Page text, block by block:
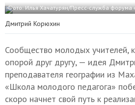
Фото: Илья Хачатурян/Пресс-служба форума
Дмитрий Корюхин
Сообщество молодых учителей,
опорой друг другу, — идея
преподавателя географии из
«Школа молодого педагога»
скоро начнет свой путь к